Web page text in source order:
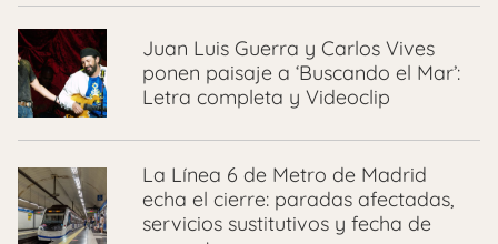
Juan Luis Guerra y Carlos Vives
ponen paisaje a ‘Buscando el Mar’:
Letra completa y Videoclip
La Línea 6 de Metro de Madrid
echa el cierre: paradas afectadas,
servicios sustitutivos y fecha de